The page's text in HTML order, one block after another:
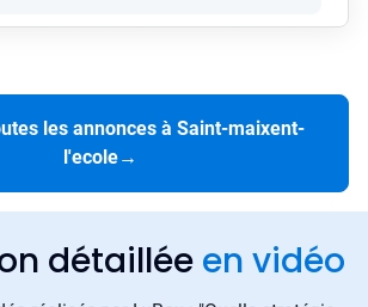
les annonces à Saint-maixent-
l'ecole→
détaillée en vidéo